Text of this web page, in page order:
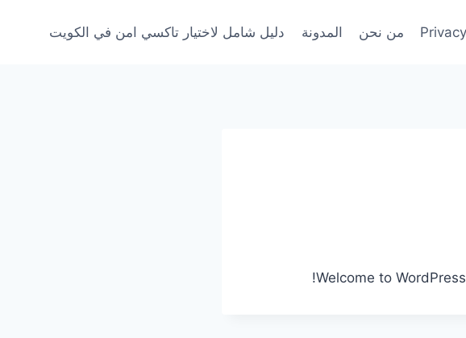
من نحن المدونة دليل شامل لاختيار تاكسي امن في الكويت
Welcome to